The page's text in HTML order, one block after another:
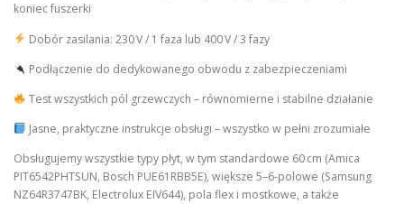
koniec fuszerki
Dobór zasilania: 230 V / 1 faza lub 400 V / 3 fazy
Podłączenie do dedykowanego obwodu z zabezpieczeniami
Test wszystkich pól grzewczych – równomierne i stabilne działanie
Jasne, praktyczne instrukcje obsługi – wszystko w pełni zrozumiałe
Obsługujemy wszystkie typy płyt, w tym standardowe 60 cm (Amica
PIT6542PHTSUN, Bosch PUE61RBB5E), większe 5–6-polowe (Samsung
NZ64R3747BK, Electrolux EIV644), pola flex i mostkowe, a także